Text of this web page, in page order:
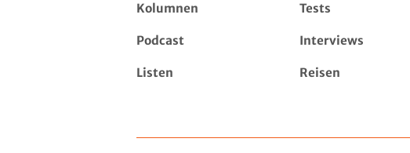
Kolumnen Tests
Podcast Interviews
Listen Reisen